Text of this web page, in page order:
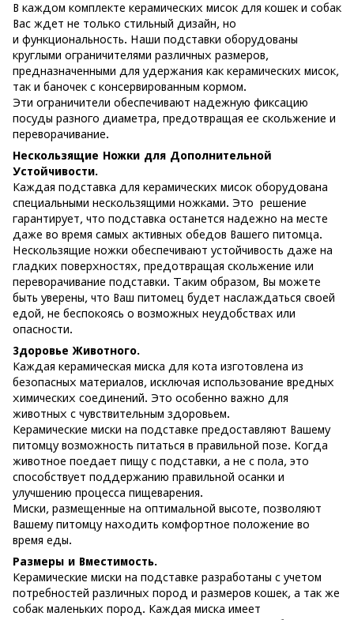
В каждом комплекте керамических мисок для кошек и собак
Вас ждет не только стильный дизайн, но
и функциональность. Наши подставки оборудованы
круглыми ограничителями различных размеров,
предназначенными для удержания как керамических мисок,
так и баночек с консервированным кормом.
Эти ограничители обеспечивают надежную фиксацию
посуды разного диаметра, предотвращая ее скольжение и
переворачивание.
Нескользящие Ножки для Дополнительной
Устойчивости.
Каждая подставка для керамических мисок оборудована
специальными нескользящими ножками. Это решение
гарантирует, что подставка останется надежно на месте
даже во время самых активных обедов Вашего питомца.
Нескользящие ножки обеспечивают устойчивость даже на
гладких поверхностях, предотвращая скольжение или
переворачивание подставки. Таким образом, Вы можете
быть уверены, что Ваш питомец будет наслаждаться своей
едой, не беспокоясь о возможных неудобствах или
опасности.
Здоровье Животного.
Каждая керамическая миска для кота изготовлена из
безопасных материалов, исключая использование вредных
химических соединений. Это особенно важно для
животных с чувствительным здоровьем.
Керамические миски на подставке предоставляют Вашему
питомцу возможность питаться в правильной позе. Когда
животное поедает пищу с подставки, а не с пола, это
способствует поддержанию правильной осанки и
улучшению процесса пищеварения.
Миски, размещенные на оптимальной высоте, позволяют
Вашему питомцу находить комфортное положение во
время еды.
Размеры и Вместимость.
Керамические миски на подставке разработаны с учетом
потребностей различных пород и размеров кошек, а так же
собак маленьких пород. Каждая миска имеет